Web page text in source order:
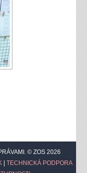
© ZOS 2026
TECHNICKÁ PODPORA